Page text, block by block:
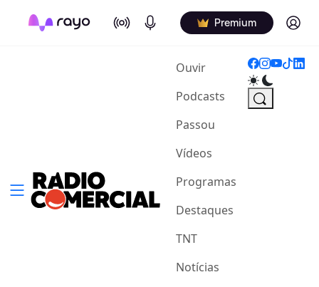
On Air Podcasts Premium Log in
Ouvir(current)
Podcasts
Passou
Vídeos
Programas
Destaques
TNT
Notícias